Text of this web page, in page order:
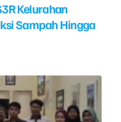
Kelurahan
Sampah Hingga